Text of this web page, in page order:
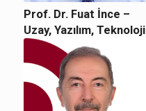
Prof. Dr. Fuat İnce –
Uzay, Yazılım, Teknoloji